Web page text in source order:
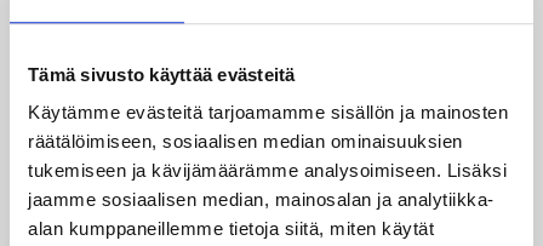
Tämä sivusto käyttää evästeitä
Käytämme evästeitä tarjoamamme sisällön ja mainosten
räätälöimiseen, sosiaalisen median ominaisuuksien
tukemiseen ja kävijämäärämme analysoimiseen. Lisäksi
jaamme sosiaalisen median, mainosalan ja analytiikka-
alan kumppaneillemme tietoja siitä, miten käytät
Kategoriat
Naisten Korisliiga Pääjuttu Sarjat